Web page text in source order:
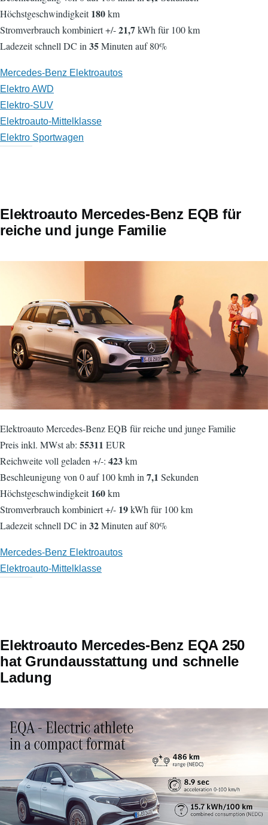
Höchstgeschwindigkeit180km
Stromverbrauch kombiniert +/-21,7kWh für 100 km
Ladezeit schnell DC in 35Minuten auf 80%
Mercedes-Benz Elektroautos
Elektro AWD
Elektro-SUV
Elektroauto-Mittelklasse
Elektro Sportwagen
Elektroauto Mercedes-Benz EQB für
reiche und junge Familie
Elektroauto Mercedes-Benz EQB für reiche und junge Familie
Preis inkl. MWst ab: 55311 EUR
Reichweite voll geladen +/-: 423km
Beschleunigung von 0 auf 100 kmh in 7,1 Sekunden
Höchstgeschwindigkeit160km
Stromverbrauch kombiniert +/- 19kWh für 100 km
Ladezeit schnell DC in 32Minuten auf 80%
Mercedes-Benz Elektroautos
Elektroauto-Mittelklasse
Elektroauto Mercedes-Benz EQA 250
hat Grundausstattung und schnelle
Ladung